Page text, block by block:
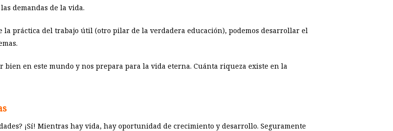
demandas de la vida.
la práctica del trabajo útil (otro pilar de la verdadera educación), podemos desarrollar el
en este mundo y nos prepara para la vida eterna. Cuánta riqueza existe en la
¡Sí! Mientras hay vida, hay oportunidad de crecimiento y desarrollo. Seguramente